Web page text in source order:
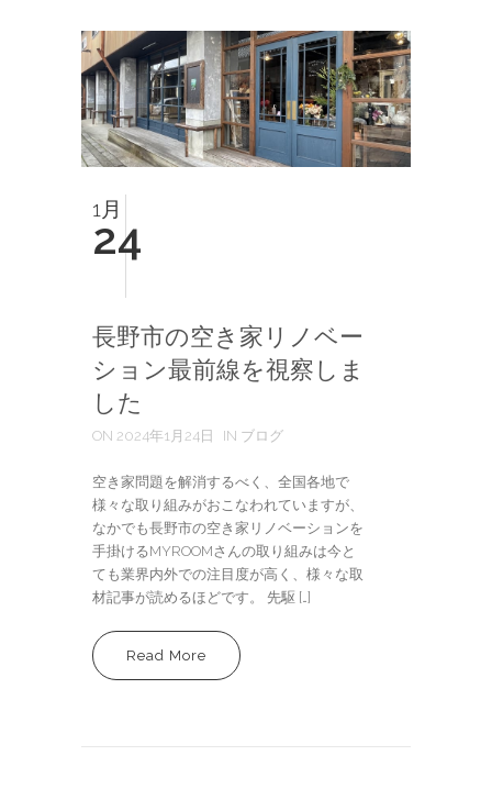
1月
24
長野市の空き家リノベー
ション最前線を視察しま
した
ON 2024年1月24日 IN ブログ
空き家問題を解消するべく、全国各地で
様々な取り組みがおこなわれていますが、
なかでも長野市の空き家リノベーションを
手掛けるMYROOMさんの取り組みは今と
ても業界内外での注目度が高く、様々な取
材記事が読めるほどです。 先駆 […]
Read More